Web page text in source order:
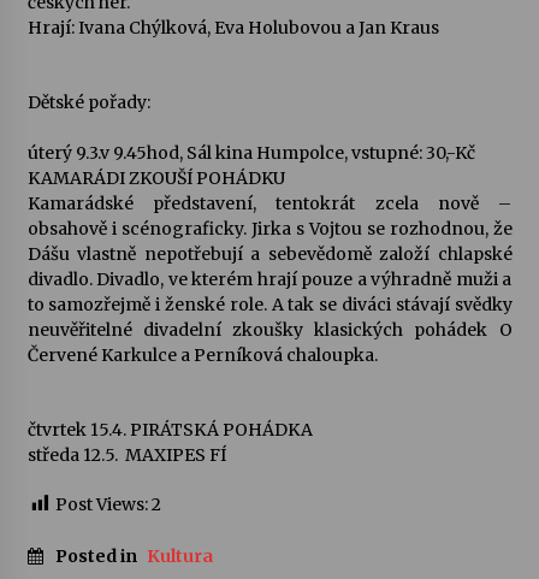
Hrají: Ivana Chýlková, Eva Holubovou a Jan Kraus
Dětské pořady:
úterý 9.3.v 9.45hod, Sál kina Humpolce, vstupné: 30,-Kč
KAMARÁDI ZKOUŠÍ POHÁDKU
Kamarádské představení, tentokrát zcela nově –
obsahově i scénograficky. Jirka s Vojtou se rozhodnou, že
Dášu vlastně nepotřebují a sebevědomě založí chlapské
divadlo. Divadlo, ve kterém hrají pouze a výhradně muži a
to samozřejmě i ženské role. A tak se diváci stávají svědky
neuvěřitelné divadelní zkoušky klasických pohádek O
Červené Karkulce a Perníková chaloupka.
čtvrtek 15.4. PIRÁTSKÁ POHÁDKA
středa 12.5. MAXIPES FÍ
Post Views:2
Posted in Kultura